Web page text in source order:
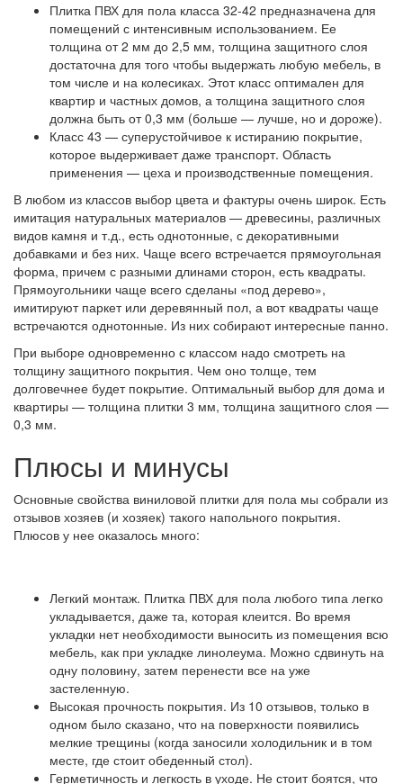
Плитка ПВХ для пола класса 32-42 предназначена для
помещений с интенсивным использованием. Ее
толщина от 2 мм до 2,5 мм, толщина защитного слоя
достаточна для того чтобы выдержать любую мебель, в
том числе и на колесиках. Этот класс оптимален для
квартир и частных домов, а толщина защитного слоя
должна быть от 0,3 мм (больше — лучше, но и дороже).
Класс 43 — суперустойчивое к истиранию покрытие,
которое выдерживает даже транспорт. Область
применения — цеха и производственные помещения.
В любом из классов выбор цвета и фактуры очень широк. Есть
имитация натуральных материалов — древесины, различных
видов камня и т.д., есть однотонные, с декоративными
добавками и без них. Чаще всего встречается прямоугольная
форма, причем с разными длинами сторон, есть квадраты.
Прямоугольники чаще всего сделаны «под дерево»,
имитируют паркет или деревянный пол, а вот квадраты чаще
встречаются однотонные. Из них собирают интересные панно.
При выборе одновременно с классом надо смотреть на
толщину защитного покрытия. Чем оно толще, тем
долговечнее будет покрытие. Оптимальный выбор для дома и
квартиры — толщина плитки 3 мм, толщина защитного слоя —
0,3 мм.
Плюсы и минусы
Основные свойства виниловой плитки для пола мы собрали из
отзывов хозяев (и хозяек) такого напольного покрытия.
Плюсов у нее оказалось много:
Легкий монтаж. Плитка ПВХ для пола любого типа легко
укладывается, даже та, которая клеится. Во время
укладки нет необходимости выносить из помещения всю
мебель, как при укладке линолеума. Можно сдвинуть на
одну половину, затем перенести все на уже
застеленную.
Высокая прочность покрытия. Из 10 отзывов, только в
одном было сказано, что на поверхности появились
мелкие трещины (когда заносили холодильник и в том
месте, где стоит обеденный стол).
Герметичность и легкость в уходе. Не стоит боятся, что